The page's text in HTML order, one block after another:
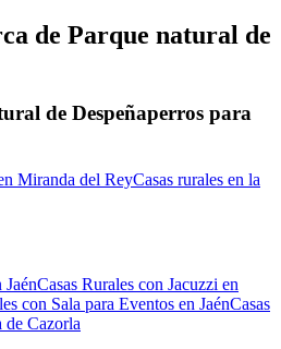
de Parque natural de
de Despeñaperros para
Miranda del ReyCasas rurales en la
JaénCasas Rurales con Jacuzzi en
con Sala para Eventos en JaénCasas
de Cazorla